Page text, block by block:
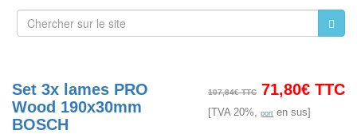
107,84€ TTC 71,80€ TTC
[TVA 20%, port en sus]
Set 3x lames PRO
Wood 190x30mm
BOSCH